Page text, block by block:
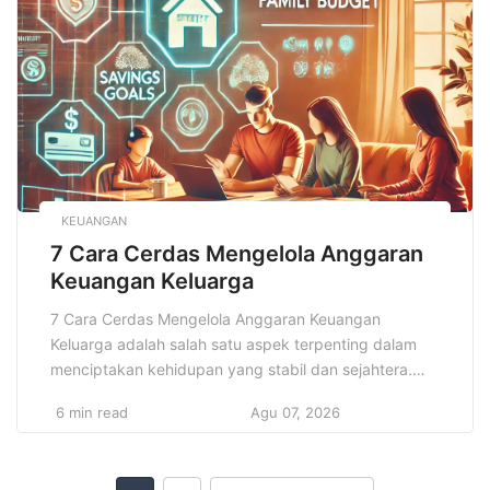
budaya setiap masyarakat. Salah satu cara paling
kuat […]
KEUANGAN
7 Cara Cerdas Mengelola Anggaran
Keuangan Keluarga
7 Cara Cerdas Mengelola Anggaran Keuangan
Keluarga adalah salah satu aspek terpenting dalam
menciptakan kehidupan yang stabil dan sejahtera.
keseimbangan antara pendapatan dan pengeluaran,
6 min read Agu 07, 2026